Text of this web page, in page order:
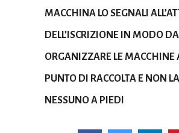
MACCHINA LO SEGNALI
DELL’ISCRIZIONE IN MODO DA
ORGANIZZARE LE MACCHINE
PUNTO DI RACCOLTA E NON
NESSUNO A PIEDI